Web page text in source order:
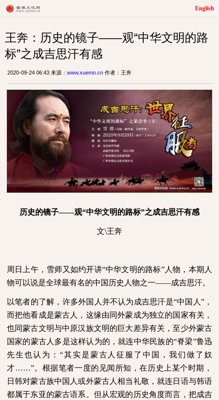
English
王奔：历史的镜子——观“中华文明的路
标”之成吉思汗有感
2020-09-24 06:43 来源： www.xuemo.cn 作者：王奔
历史的镜子——观“中华文明的路标”之成吉思汗有感
文\王奔
周日上午，雪师又如约开讲“中华文明的路标”人物，本期人
物可以说是全球最有名的中国历史人物之一——成吉思汗。
以笔者的了解，许多外国人并不认为成吉思汗是“中国人”，
而把他看成是蒙古人，这缘由同外蒙成为独立的国家有关，
也同蒙古文明与中原汉族文明的巨大差异有关，至少外蒙古
国家的蒙古人多是这样认为的，就连中华民族的“脊梁”鲁迅
先生也认为：“其实是蒙古人征服了中国，我们做了奴
才……”。根据笔者一度的见闻所知，在历史上某个时期，
日韩对蒙古族中国人或外蒙古人相当礼敬，就连日语与韩语
都属于东亚的蒙古语系。但从宏观的历史角度而言，把成吉